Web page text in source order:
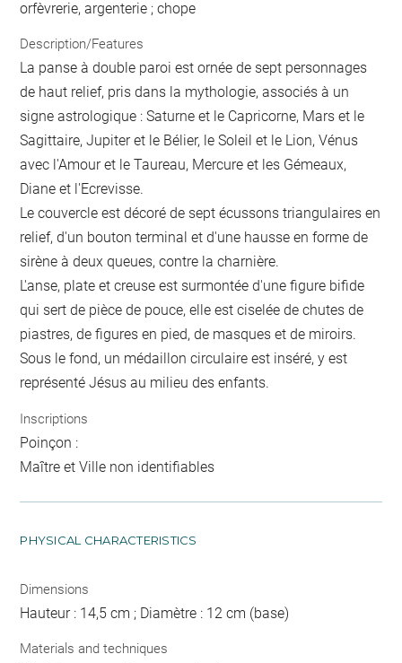
orfèvrerie, argenterie ; chope
Description/Features
La panse à double paroi est ornée de sept personnages
de haut relief, pris dans la mythologie, associés à un
signe astrologique : Saturne et le Capricorne, Mars et le
Sagittaire, Jupiter et le Bélier, le Soleil et le Lion, Vénus
avec l'Amour et le Taureau, Mercure et les Gémeaux,
Diane et l'Ecrevisse.
Le couvercle est décoré de sept écussons triangulaires en
relief, d'un bouton terminal et d'une hausse en forme de
sirène à deux queues, contre la charnière.
L'anse, plate et creuse est surmontée d'une figure bifide
qui sert de pièce de pouce, elle est ciselée de chutes de
piastres, de figures en pied, de masques et de miroirs.
Sous le fond, un médaillon circulaire est inséré, y est
représenté Jésus au milieu des enfants.
Inscriptions
Poinçon :
Maître et Ville non identifiables
PHYSICAL CHARACTERISTICS
Dimensions
Hauteur : 14,5 cm ; Diamètre : 12 cm (base)
Materials and techniques